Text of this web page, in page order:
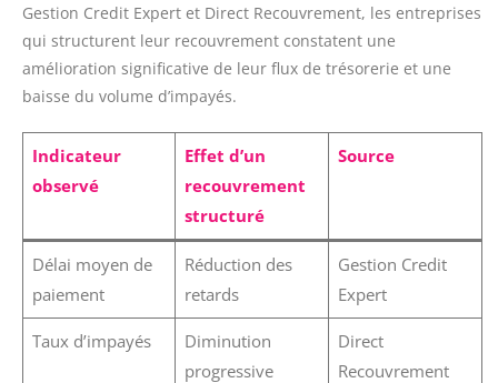
Gestion Credit Expert et Direct Recouvrement, les entreprises
qui structurent leur recouvrement constatent une
amélioration significative de leur flux de trésorerie et une
baisse du volume d’impayés.
Indicateur
observé
Effet d’un
recouvrement
structuré
Source
Délai moyen de
paiement
Réduction des
retards
Gestion Credit
Expert
Taux d’impayés
Diminution
progressive
Direct
Recouvrement